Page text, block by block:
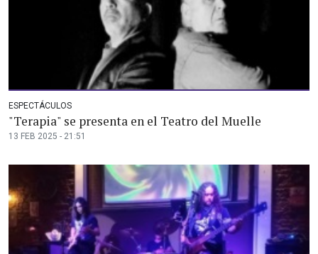
ESPECTÁCULOS
"Terapia" se presenta en el Teatro del Muelle
13 FEB 2025 - 21:51